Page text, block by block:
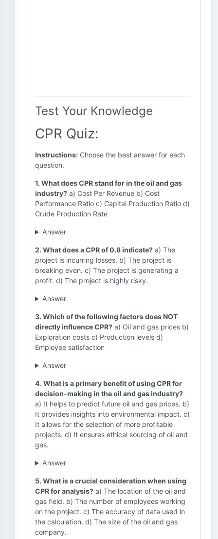
Test Your Knowledge
CPR Quiz:
Instructions: Choose the best answer for each
question.
1. What does CPR stand for in the oil and gas
industry? a) Cost Per Revenue b) Cost
Performance Ratio c) Capital Production Ratio d)
Crude Production Rate
Answer
2. What does a CPR of 0.8 indicate? a) The
project is incurring losses. b) The project is
breaking even. c) The project is generating a
profit. d) The project is highly risky.
Answer
3. Which of the following factors does NOT
directly influence CPR? a) Oil and gas prices b)
Exploration costs c) Production levels d)
Employee satisfaction
Answer
4. What is a primary benefit of using CPR for
decision-making in the oil and gas industry?
a) It helps to predict future oil and gas prices. b)
It provides insights into environmental impact. c)
It allows for the selection of more profitable
projects. d) It ensures ethical sourcing of oil and
gas.
Answer
5. What is a crucial consideration when using
CPR for analysis? a) The location of the oil and
gas field. b) The number of employees working
on the project. c) The accuracy of data used in
the calculation. d) The size of the oil and gas
company.